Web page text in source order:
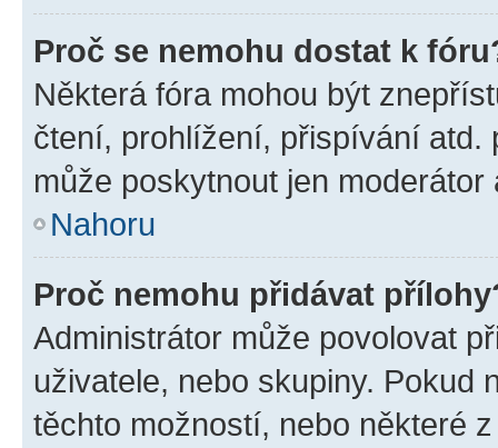
Proč se nemohu dostat k
Některá fóra mohou být
čtení, prohlížení, přispívání atd.
může poskytnout jen
Nahoru
Proč nemohu přidávat
Administrátor může povolovat
uživatele, nebo skupiny. Pokud
těchto možností, nebo některé